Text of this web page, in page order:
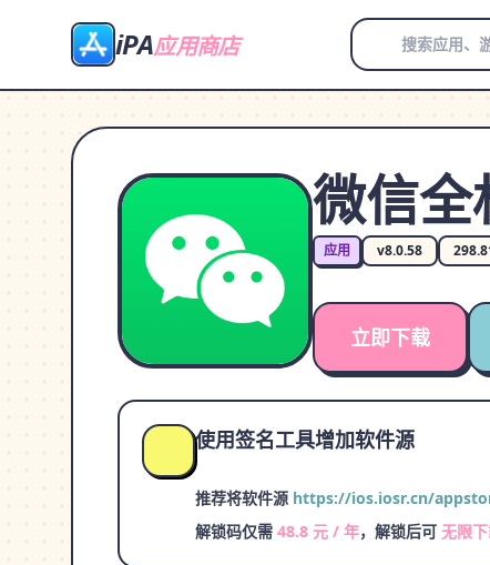
iPA应用商店
微信全
应用 v8.0.58
立即下载
使用签名工具增加软件源
推荐将软件源 https://ios.iosr.cn/
解锁码仅需 48.8 元 / 年，解锁后可 无限